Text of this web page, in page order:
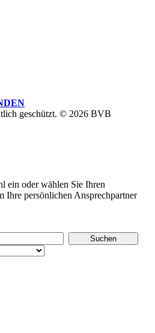
geschützt. © 2026 BVB
ein oder wählen Sie Ihren
Ihre persönlichen Ansprechpartner